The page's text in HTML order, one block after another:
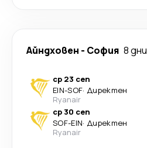
Айндховен - София 8 дни
ср 23 сеп
EIN-SOF· Директен
Ryanair
ср 30 сеп
SOF-EIN· Директен
Ryanair